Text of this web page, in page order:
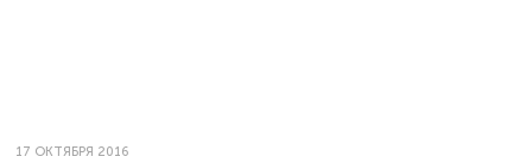
17 ОКТЯБРЯ 2016